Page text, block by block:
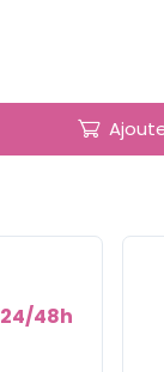
24/48h